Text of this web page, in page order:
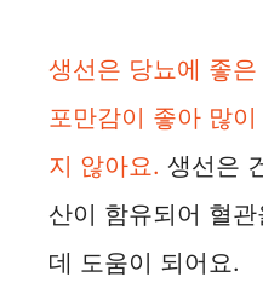
생선은 당뇨에 좋
포만감이 좋아 많
지 않아요. 생선은
산이 함유되어 혈
데 도움이 되어요.